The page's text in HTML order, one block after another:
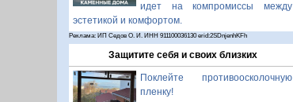
идет на компромиссы между
эстетикой и комфортом.
Реклама: ИП Седов О. И. ИНН 911100036130 erid:2SDnjenhKFh
Защитите себя и своих близких
Поклейте противоосколочную
пленку!